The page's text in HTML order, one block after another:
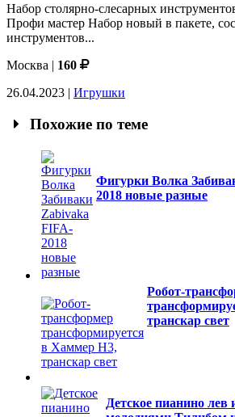
Набор столярно-слесарных
Профи мастер Набор новый в пакете,
инструментов...
Москва | 160
26.04.2023 | Игрушки
Похожие по теме
Фигурки Волка
2018 новые разные
Робот-
транскар свет
Детское пианино лев